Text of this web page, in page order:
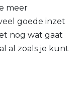
meer
goede inzet
nog wat gaat
al zoals je kunt